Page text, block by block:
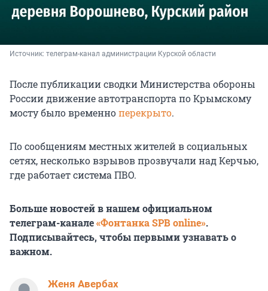
Источник: телеграм-канал администрации Курской области
После публикации сводки Министерства обороны
России движение автотранспорта по Крымскому
мосту было временноперекрыто.
По сообщениям местных жителей в социальных
сетях,несколько взрывов прозвучали над Керчью,
где работает система ПВО.
Больше новостей в нашем официальном
телеграм-канале«Фонтанка SPB online».
Подписывайтесь, чтобы первыми узнавать о
важном.
Женя Авербах